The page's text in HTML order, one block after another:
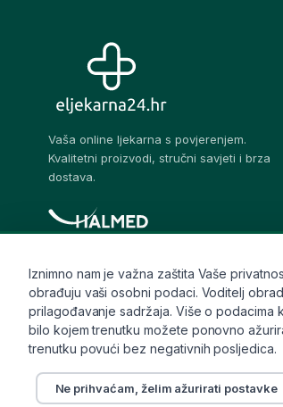
Vaša online ljekarna s povjerenjem.
Kvalitetni proizvodi, stručni savjeti i brza
dostava.
© 2026 eljekarna24. Sva prava pridržana.
Iznimno nam je važna zaštita Vaše
obrađuju vaši osobni podaci. Voditelj
prilagođavanje sadržaja. Više o podacima
bilo kojem trenutku možete ponovno
trenutku povući bez negativnih posljedica.
Ne prihvaćam, želim ažurirati postavke